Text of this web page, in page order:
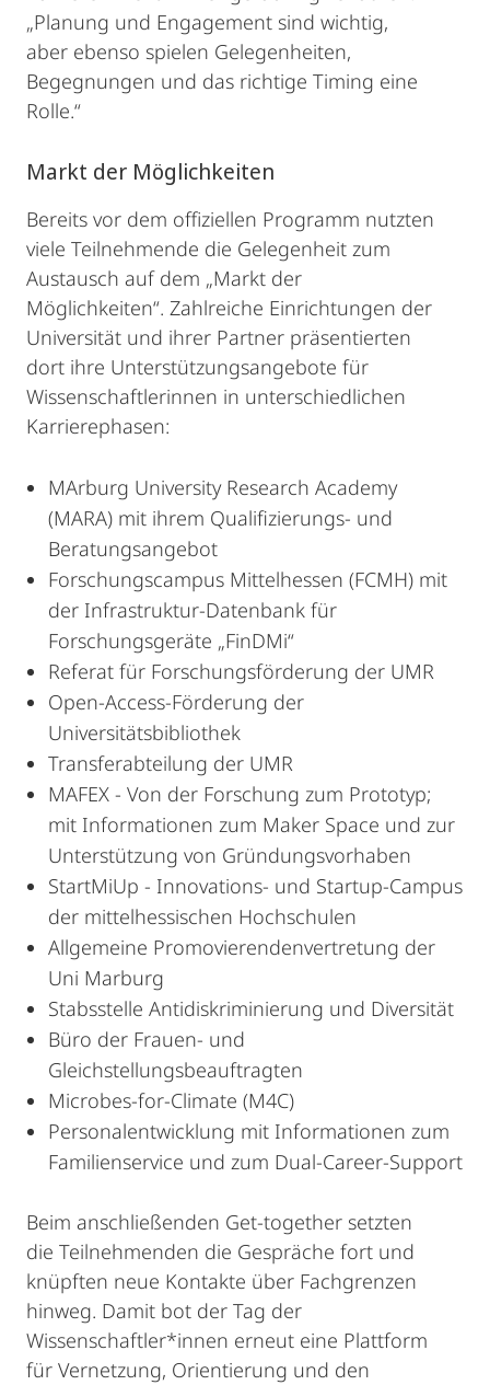
„Planung und Engagement sind wichtig,
aber ebenso spielen Gelegenheiten,
Begegnungen und das richtige Timing eine
Rolle.“
Markt der Möglichkeiten
Bereits vor dem offiziellen Programm nutzten
viele Teilnehmende die Gelegenheit zum
Austausch auf dem „Markt der
Möglichkeiten“. Zahlreiche Einrichtungen der
Universität und ihrer Partner präsentierten
dort ihre Unterstützungsangebote für
Wissenschaftlerinnen in unterschiedlichen
Karrierephasen:
MArburg University Research Academy
(MARA) mit ihrem Qualifizierungs- und
Beratungsangebot
Forschungscampus Mittelhessen (FCMH) mit
der Infrastruktur-Datenbank für
Forschungsgeräte „FinDMi“
Referat für Forschungsförderung der UMR
Open-Access-Förderung der
Universitätsbibliothek
Transferabteilung der UMR
MAFEX - Von der Forschung zum Prototyp;
mit Informationen zum Maker Space und zur
Unterstützung von Gründungsvorhaben
StartMiUp - Innovations- und Startup-Campus
der mittelhessischen Hochschulen
Allgemeine Promovierendenvertretung der
Uni Marburg
Stabsstelle Antidiskriminierung und Diversität
Büro der Frauen- und
Gleichstellungsbeauftragten
Microbes-for-Climate (M4C)
Personalentwicklung mit Informationen zum
Familienservice und zum Dual-Career-Support
Beim anschließenden Get-together setzten
die Teilnehmenden die Gespräche fort und
knüpften neue Kontakte über Fachgrenzen
hinweg. Damit bot der Tag der
Wissenschaftler*innen erneut eine Plattform
für Vernetzung, Orientierung und den